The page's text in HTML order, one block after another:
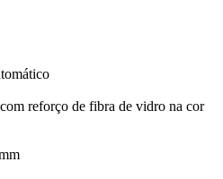
reforço de fibra de vidro na cor